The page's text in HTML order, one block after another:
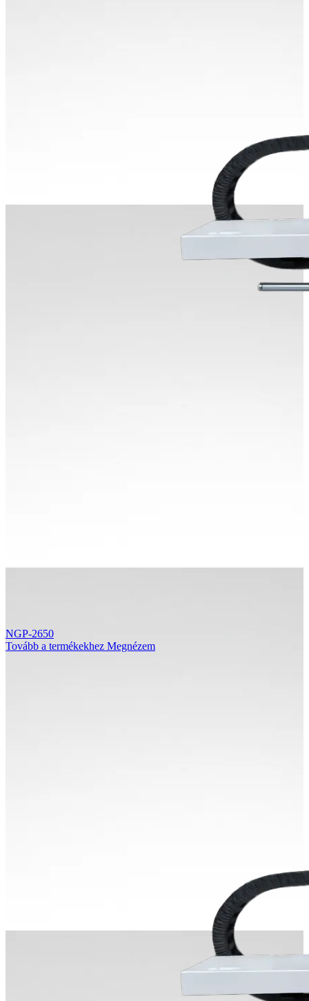
NGP-2650
Tovább a termékekhez Megnézem